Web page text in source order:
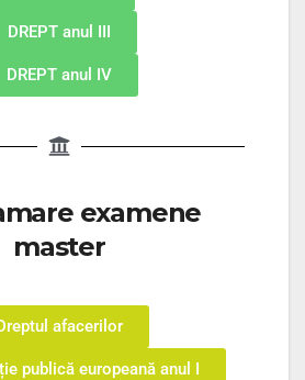
DREPT anul III
DREPT anul IV
examene
master
afacerilor
publică europeană anul I